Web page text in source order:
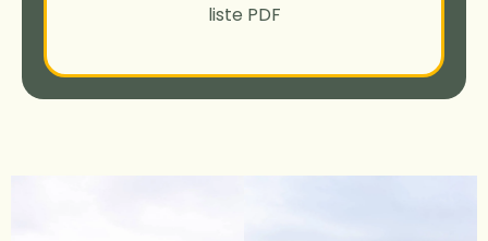
liste PDF